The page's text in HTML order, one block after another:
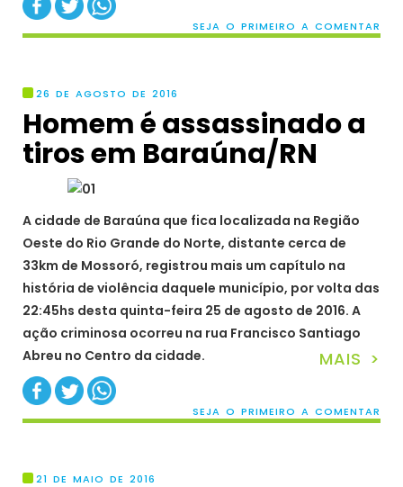
SEJA O PRIMEIRO A COMENTAR
26 DE AGOSTO DE 2016
Homem é assassinado a
tiros em Baraúna/RN
A cidade de Baraúna que fica localizada na Região
Oeste do Rio Grande do Norte, distante cerca de
33km de Mossoró, registrou mais um capítulo na
história de violência daquele município, por volta das
22:45hs desta quinta-feira 25 de agosto de 2016. A
ação criminosa ocorreu na rua Francisco Santiago
Abreu no Centro da cidade.
MAIS >
SEJA O PRIMEIRO A COMENTAR
21 DE MAIO DE 2016